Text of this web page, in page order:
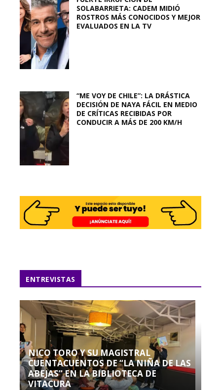
SOLABARRIETA: CADEM MIDIÓ
ROSTROS MÁS CONOCIDOS Y MEJOR
EVALUADOS EN LA TV
“ME VOY DE CHILE”: LA DRÁSTICA
DECISIÓN DE NAYA FÁCIL EN MEDIO
DE CRÍTICAS RECIBIDAS POR
CONDUCIR A MÁS DE 200 KM/H
ENTREVISTAS
NICO TORO Y SU MAGISTRAL
CUENTACUENTOS DE “LA NIÑA DE LAS
ABEJAS” EN LA BIBLIOTECA DE
VITACURA